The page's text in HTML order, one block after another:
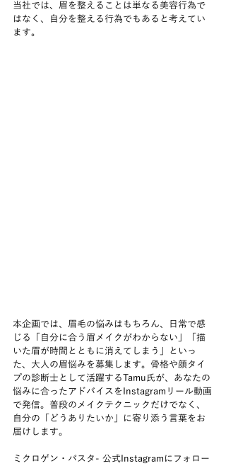
当社では、眉を整えることは単なる美容行為で
はなく、自分を整える行為でもあると考えてい
ます。
本企画では、眉毛の悩みはもちろん、日常で感
じる「自分に合う眉メイクがわからない」「描
いた眉が時間とともに消えてしまう」といっ
た、大人の眉悩みを募集します。骨格や顔タイ
プの診断士として活躍するTamu氏が、あなたの
悩みに合ったアドバイスをInstagramリール動画
で発信。普段のメイクテクニックだけでなく、
自分の「どうありたいか」に寄り添う言葉をお
届けします。
ミクロゲン・パスタ- 公式Instagramにフォロー